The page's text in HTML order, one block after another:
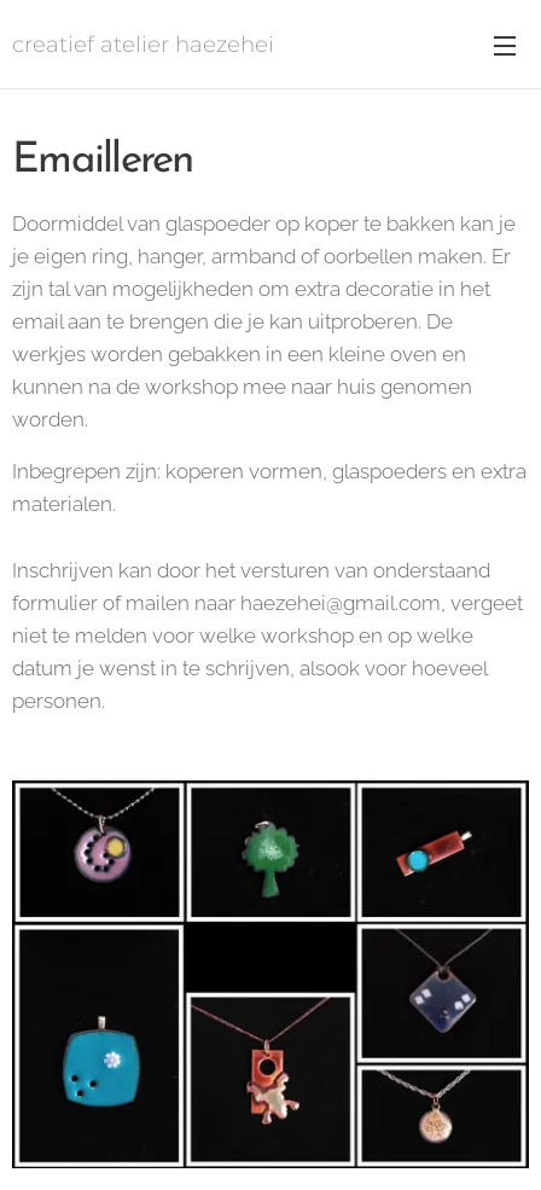
creatief atelier haezehei
Emailleren
Doormiddel van glaspoeder op koper te bakken kan je
je eigen ring, hanger, armband of oorbellen maken. Er
zijn tal van mogelijkheden om extra decoratie in het
email aan te brengen die je kan uitproberen. De
werkjes worden gebakken in een kleine oven en
kunnen na de workshop mee naar huis genomen
worden.
Inbegrepen zijn: koperen vormen, glaspoeders en extra
materialen.
Inschrijven kan door het versturen van onderstaand
formulier of mailen naar haezehei@gmail.com, vergeet
niet te melden voor welke workshop en op welke
datum je wenst in te schrijven, alsook voor hoeveel
personen.